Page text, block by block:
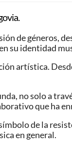
de géneros,
su identidad
artística.
no solo a
que ha
de la
en general.